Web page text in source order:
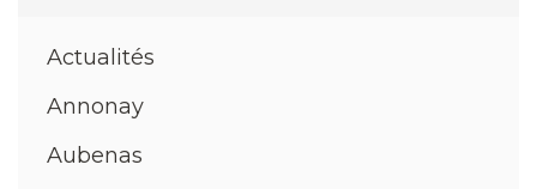
Actualités
Annonay
Aubenas